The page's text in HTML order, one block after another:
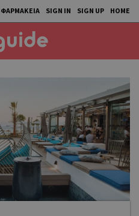
ΦΑΡΜΑΚΕΙΑ SIGN IN SIGN UP HOME